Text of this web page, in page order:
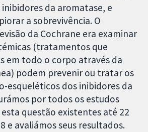
da aromatase, e
a sobrevivência. O
da Cochrane era examinar
(tratamentos que
em todo o corpo através da
podem prevenir ou tratar os
esqueléticos dos inibidores da
por todos os estudos
questão existentes até 22
e avaliámos seus resultados.